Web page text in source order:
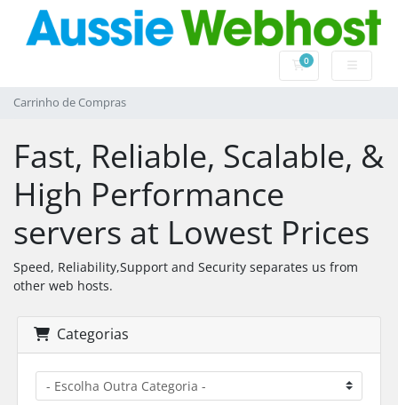
0Carrinho de
Carrinho de Compras
Fast, Reliable, Scalable, &
High Performance
servers at Lowest Prices
Speed, Reliability,Support and Security separates us from
other web hosts.
Categorias